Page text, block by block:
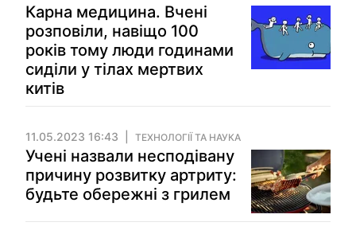
Карна медицина. Вчені
розповіли, навіщо 100
років тому люди годинами
сиділи у тілах мертвих
китів
11.05.2023 16:43 ТЕХНОЛОГІЇ ТА НАУКА
Учені назвали несподівану
причину розвитку артриту:
будьте обережні з грилем